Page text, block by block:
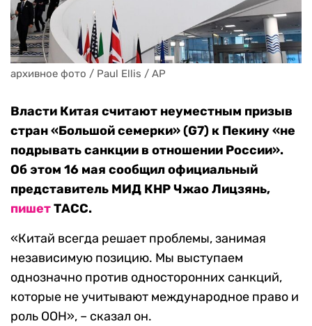
архивное фото / Paul Ellis / AP
Власти Китая считают неуместным призыв
стран «Большой семерки» (G7) к Пекину «не
подрывать санкции в отношении России».
Об этом 16 мая сообщил официальный
представитель МИД КНР Чжао Лицзянь,
пишетТАСС.
«Китай всегда решает проблемы, занимая
независимую позицию. Мы выступаем
однозначно против односторонних санкций,
которые не учитывают международное право и
роль ООН», – сказал он.